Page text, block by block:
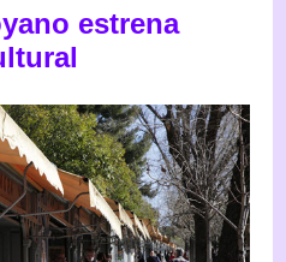
estrena